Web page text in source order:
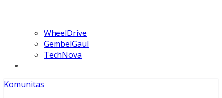
WheelDrive
GembelGaul
TechNova
Komunitas